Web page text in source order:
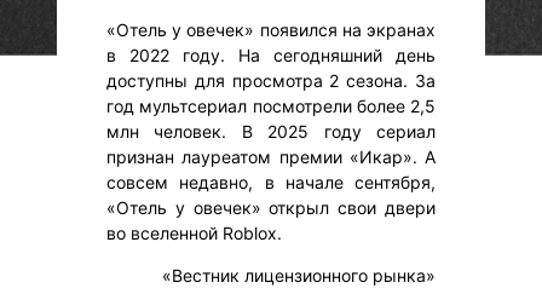
«Отель у овечек» появился на экранах
в 2022 году. На сегодняшний день
доступны для просмотра 2 сезона. За
год мультсериал посмотрели более 2,5
млн человек. В 2025 году сериал
признан лауреатом премии «Икар». А
совсем недавно, в начале сентября,
«Отель у овечек» открыл свои двери
во вселенной Roblox.
«Вестник лицензионного рынка»